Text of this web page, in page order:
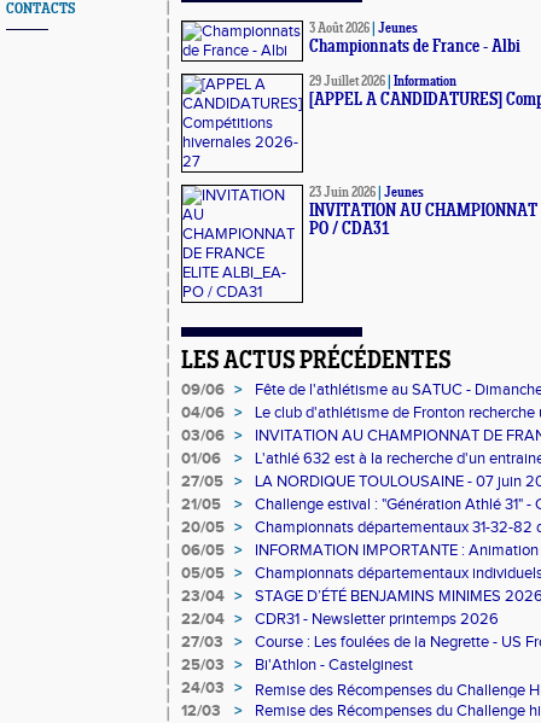
CONTACTS
3 Août 2026 Jeunes
Championnats de France - Albi
29 Juillet 2026 Information
[APPEL A CANDIDATURES]
23 Juin 2026 Jeunes
INVITATION AU CHAMPIONNAT
PO / CDA31
LES ACTUS PRÉCÉDENTES
09/06 >
Fête de l'athlétisme au SATUC -
04/06 >
Le club d'athlétisme de Fronton
03/06 >
INVITATION AU CHAMPIONNAT DE
CDA31
01/06 >
L'athlé 632 est à la recherche d'un
27/05 >
LA NORDIQUE TOULOUSAINE - 07 juin
21/05
>
Challenge estival : "Génération Athlé 31" -
20/05 >
Championnats départementaux 31-32-82
31 mai 2026 à Muret
06/05 >
INFORMATION IMPORTANTE :
mai
05/05 >
Championnats départementaux
23/04 >
STAGE D’ÉTÉ BENJAMINS MINIMES
22/04 >
CDR31 - Newsletter printemps 2026
27/03
>
Course : Les foulées de la Negrette - US
25/03 >
Bi'Athlon - Castelginest
24/03 >
Remise des Récompenses du Challenge
12/03
>
Remise des Récompenses du Challenge